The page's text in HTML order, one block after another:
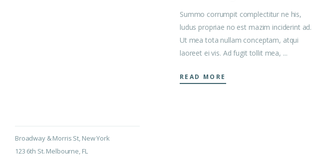
Broadway & Morris St, New York
123 6th St. Melbourne, FL
Summo corrumpit complectitur ne his,
ludus propriae no est mazim inciderint ad.
Ut mea tota nullam conceptam, atqui
laoreet ei vis. Ad fugit tollit mea,
READ MORE